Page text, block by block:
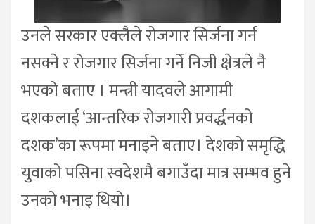
उनले सरकार एक्लैले रोजगार सिर्जना गर्न
नसक्ने र रोजगार सिर्जना गर्ने निजी क्षेत्रले नै
भएको बताए । मन्त्री यादवले आगामी
दशकलाई ‘आन्तरिक रोजगारी प्रवर्द्धनको
दशक’का रूपमा मनाइने बताए। देशको समृद्धि
युवाको पसिना स्वदेशमै बगाउँदा मात्र सम्भव हुने
उनको भनाइ थियो।